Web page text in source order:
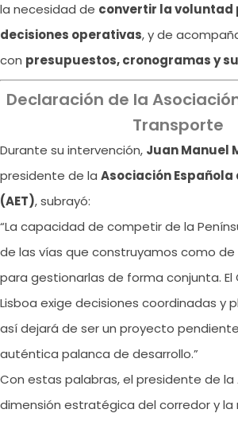
la necesidad de convertir la voluntad
decisiones operativas, y de
con presupuestos, cronogramas y
Declaración de la
Transporte
Durante su intervención, Juan Manuel
presidente de la Asociación
(AET), subrayó:
“La capacidad de competir de la
de las vías que construyamos como
para gestionarlas de forma conjunta. El
Lisboa exige decisiones coordinadas y
así dejará de ser un proyecto
auténtica palanca de desarrollo.”
Con estas palabras, el presidente de la
dimensión estratégica del corredor y la